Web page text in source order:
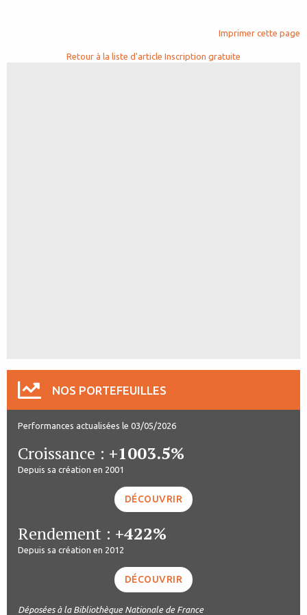
Imprimer cette page
Retour à la liste d'article Inscription gratuite
NOS PORTEFEUILLES
Performances actualisées le 03/05/2026
Croissance : +1003.5%
Depuis sa création en 2001
DÉCOUVRIR
Rendement : +422%
Depuis sa création en 2012
DÉCOUVRIR
Déposées à la Bibliothèque Nationale de France